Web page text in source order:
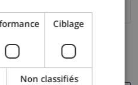
e-mail ne fonctionnerait
DANISH
Ciblage
Non classifiés